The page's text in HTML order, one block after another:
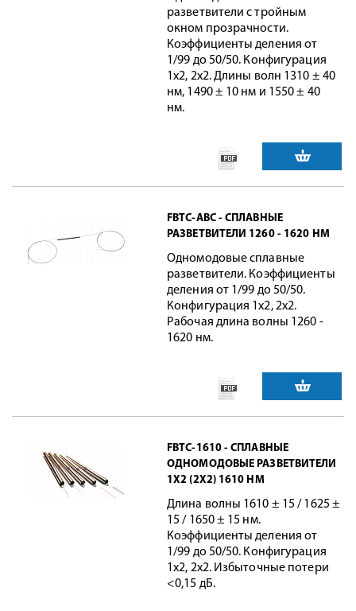
разветвители с тройным
окном прозрачности.
Коэффициенты деления от
1/99 до 50/50. Конфигурация
1x2, 2x2. Длины волн 1310 ± 40
нм, 1490 ± 10 нм и 1550 ± 40
нм.
FBTC-ABC - СПЛАВНЫЕ
РАЗВЕТВИТЕЛИ 1260 - 1620 НМ
Одномодовые сплавные
разветвители. Коэффициенты
деления от 1/99 до 50/50.
Конфигурация 1x2, 2x2.
Рабочая длина волны 1260 -
1620 нм.
FBTC-1610 - СПЛАВНЫЕ
ОДНОМОДОВЫЕ РАЗВЕТВИТЕЛИ
1X2 (2X2) 1610 НМ
Длина волны 1610 ± 15 / 1625 ±
15 / 1650 ± 15 нм.
Коэффициенты деления от
1/99 до 50/50. Конфигурация
1x2, 2x2. Избыточные потери
<0,15 дБ.